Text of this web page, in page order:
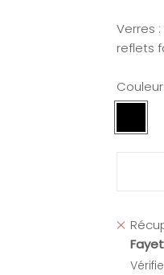
Verres
reflets
Couleur: